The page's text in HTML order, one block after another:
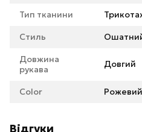
Тип тканини
Стиль
Довжина
рукава
Довгий
Color Рожевий
Відгуки